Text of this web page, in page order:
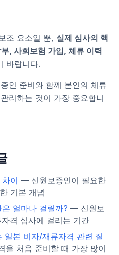
조 요소일 뿐, 실제 심사의 핵
, 사회보험 가입, 체류 이력
바랍니다.
인 준비와 함께 본인의 체류
리하는 것이 가장 중요합니
이 — 신원보증인이 필요한
기본 개념
얼마나 걸릴까? — 신원보
격 심사에 걸리는 기간
일본 비자/재류자격 관련 질
을 처음 준비할 때 가장 많이